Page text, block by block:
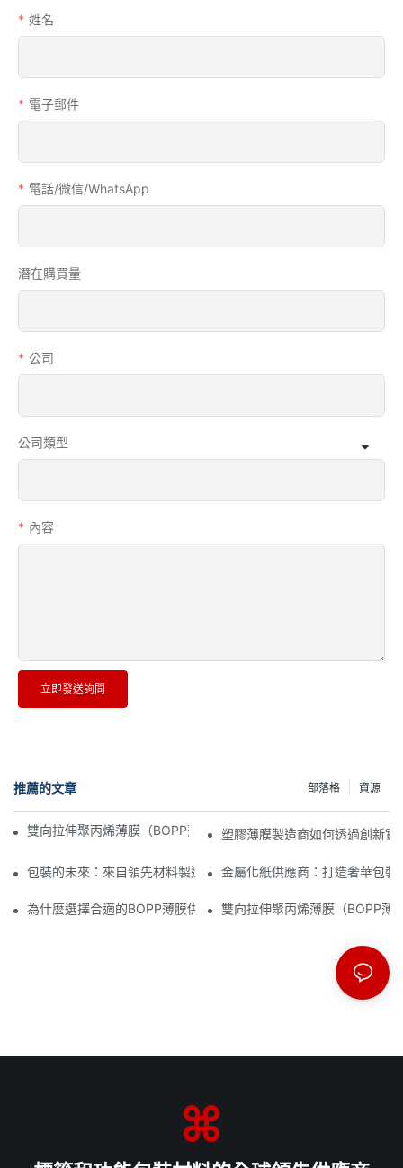
姓名
電子郵件
電話/微信/WhatsApp
潛在購買量
公司
公司類型
內容
立即發送詢問
推薦的文章 資源
部落格
雙向拉伸聚丙烯薄膜（BOPP薄膜）製造商：柔性包裝的支柱
塑膠薄膜製造商如何透過創新實
包裝的未來：來自領先材料製造商的洞見金屬化紙供應商：打造奢華包裝
為什麼選擇合適的BOPP薄膜供應商對您的業務至關重要
雙向拉伸聚丙烯薄膜（BOPP薄